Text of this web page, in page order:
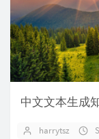
中文文本生成
harrytsz